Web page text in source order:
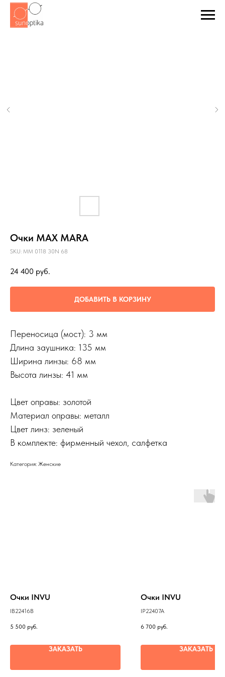
Очки MAX MARA
SKU: MM 0118 30N 68
24 400 руб.
ДОБАВИТЬ В КОРЗИНУ
Переносица (мост): 3 мм
Длина заушника: 135 мм
Ширина линзы: 68 мм
Высота линзы: 41 мм
Цвет оправы: золотой
Материал оправы: металл
Цвет линз: зеленый
В комплекте: фирменный чехол, салфетка
Категория: Женские
Очки INVU
IB22416B
5 500 руб.
ЗАКАЗАТЬ
Очки INVU
IP22407A
6 700 руб.
ЗАКАЗАТЬ